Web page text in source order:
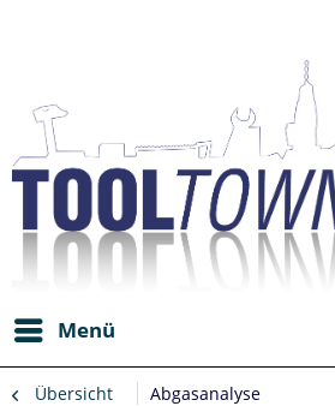
Menü
Übersicht Abgasanalyse